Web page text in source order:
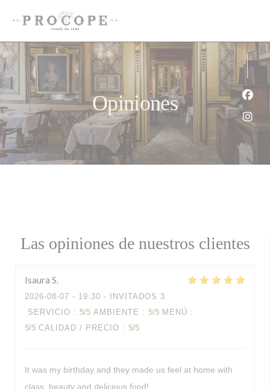
Opiniones
Las opiniones de nuestros clientes
Isaura S
2026-08-07 - 19:30 - INVITADOS 3
SERVICIO : 5/5 AMBIENTE : 5/5 MENÚ :
5/5 CALIDAD / PRECIO : 5/5
It was my birthday and they made us feel at home with
class, beauty and delicious food!